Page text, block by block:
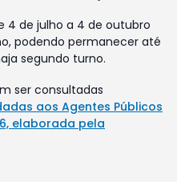
4 de julho a 4 de outubro
podendo permanecer até
segundo turno.
ser consultadas
aos Agentes Públicos
elaborada pela